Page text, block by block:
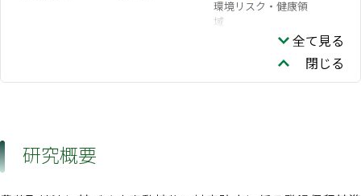
環境リスク・健康領
域
全て見る
閉じる
研究概要